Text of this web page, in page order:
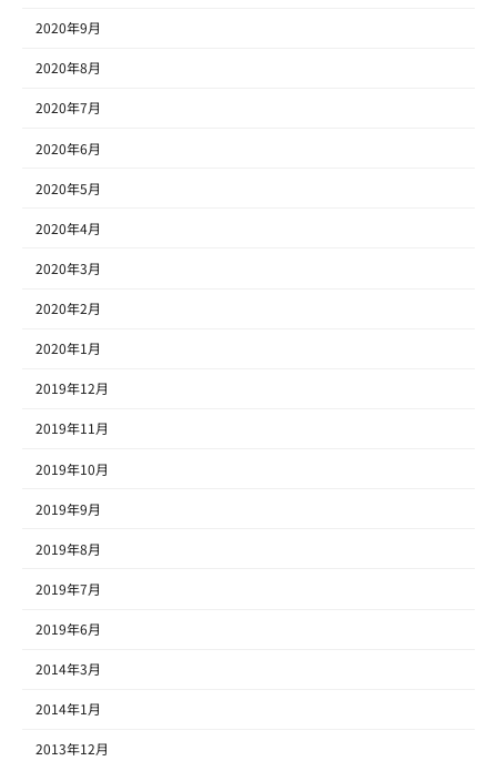
2020年9月
2020年8月
2020年7月
2020年6月
2020年5月
2020年4月
2020年3月
2020年2月
2020年1月
2019年12月
2019年11月
2019年10月
2019年9月
2019年8月
2019年7月
2019年6月
2014年3月
2014年1月
2013年12月